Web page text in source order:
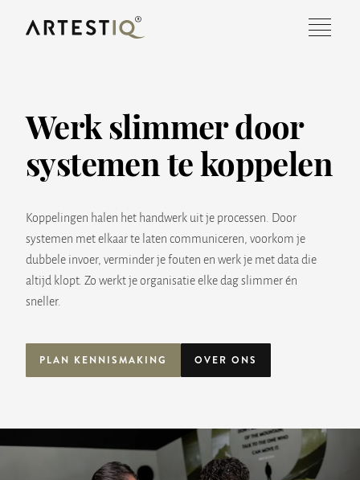
OVER ONS
DIENSTEN
PROJECTEN
WERKEN BIJ
Werk slimmer door
systemen te koppelen
Koppelingen halen het handwerk uit je processen. Door
systemen met elkaar te laten communiceren, voorkom je
dubbele invoer, verminder je fouten en werk je met data die
altijd klopt. Zo werkt je organisatie elke dag slimmer én
sneller.
PLAN KENNISMAKING OVER ONS